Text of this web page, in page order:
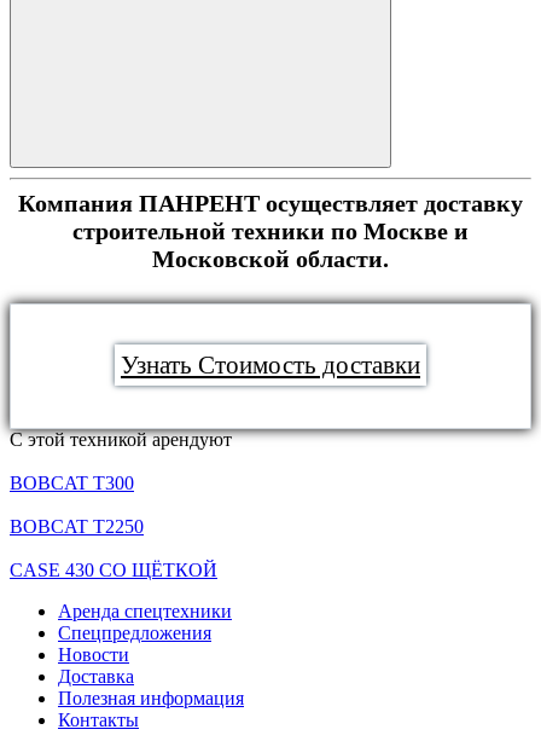
Компания ПАНРЕНТ осуществляет доставку
строительной техники по Москве и
Московской области.
Узнать Стоимость доставки
С этой техникой арендуют
BOBCAT T300
BOBCAT T2250
CASE 430 СО ЩЁТКОЙ
Аренда спецтехники
Спецпредложения
Новости
Доставка
Полезная информация
Контакты